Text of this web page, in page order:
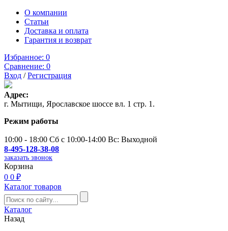
О компании
Статьи
Доставка и оплата
Гарантия и возврат
Избранное: 0
Сравнение: 0
Вход /Регистрация
Адрес:
г. Мытищи, Ярославское шоссе вл. 1 стр. 1.
Режим работы
10:00 - 18:00 Сб с 10:00-14:00 Вс: Выходной
8-495-128-38-08
заказать звонок
Корзина
0 0 ₽
Каталог товаров
Каталог
Назад